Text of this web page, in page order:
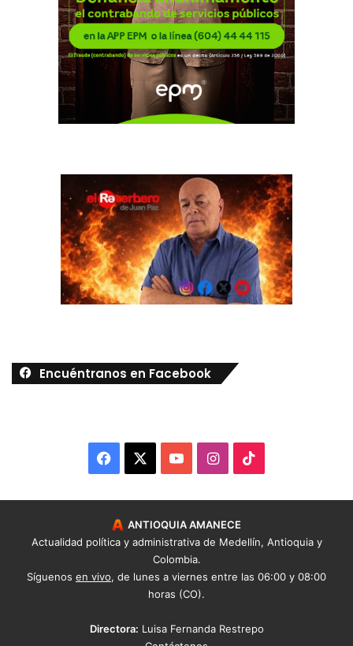
Encuéntranos en Facebook
Facebook YouTubeInstagram
ANTIOQUIA AMANECE
Actualidad política y administrativa de Medellín, Antioquia y
Colombia.
Síguenos en vivo, de lunes a viernes entre las 06:00 y 08:00
horas (CO).
Directora: Luisa Fernanda Restrepo